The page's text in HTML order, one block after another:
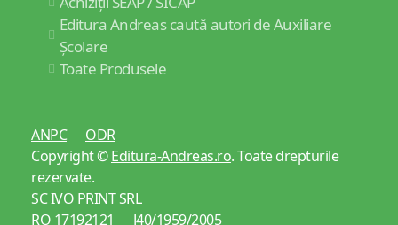
Editura Andreas caută autori de Auxiliare
Școlare
Toate Produsele
ANPC
ODR
Copyright ©Editura-Andreas.ro. Toate drepturile
rezervate.
SC IVO PRINT SRL
RO 17192121 J40/1959/2005